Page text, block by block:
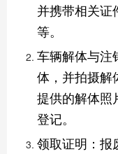
并携带相关证
等。
车辆解体与注
体，并拍摄解
提供的解体照
登记。
领取证明‌：报